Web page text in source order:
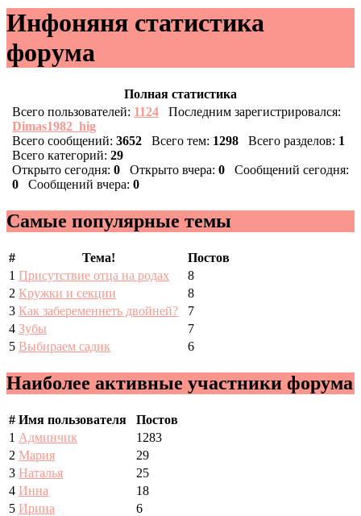
Инфоняня статистика
форума
Полная статистика
Всего пользователей: 1124 Последним зарегистрировался:
Dimas1982_hig
Всего сообщений: 3652 Всего тем: 1298 Всего разделов: 1
Всего категорий: 29
Открыто сегодня: 0 Открыто вчера: 0 Сообщений сегодня:
0 Сообщений вчера: 0
Самые популярные темы
# Тема!
Постов
1 Присутствие отца на родах
8
2 Кружки и секции
8
3 Как забеременнеть двойней?
7
4 Зубы
7
5 Выбираем садик 6
Наиболее активные участники форума
# Имя пользователя
Постов
1 Админчик
1283
2 Мария
29
3 Наталья
25
4 Инна
18
5 Ирина 6